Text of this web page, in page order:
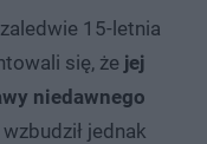
15-letnia
się, że jej
niedawnego
jednak